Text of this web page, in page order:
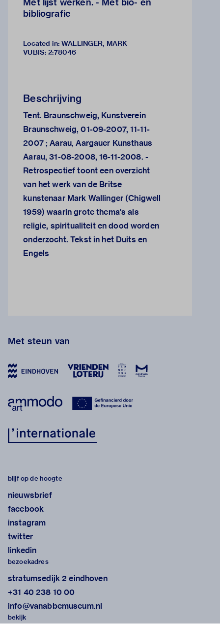
Met lijst werken. - Met bio- en
bibliografie
Located in: WALLINGER, MARK
VUBIS: 2:78046
Beschrijving
Tent. Braunschweig, Kunstverein
Braunschweig, 01-09-2007, 11-11-
2007 ; Aarau, Aargauer Kunsthaus
Aarau, 31-08-2008, 16-11-2008. -
Retrospectief toont een overzicht
van het werk van de Britse
kunstenaar Mark Wallinger (Chigwell
1959) waarin grote thema's als
religie, spiritualiteit en dood worden
onderzocht. Tekst in het Duits en
Engels
Met steun van
blijf op de hoogte
nieuwsbrief
facebook
instagram
twitter
linkedin
bezoekadres
stratumsedijk 2 eindhoven
+31 40 238 10 00
info@vanabbemuseum.nl
bekijk